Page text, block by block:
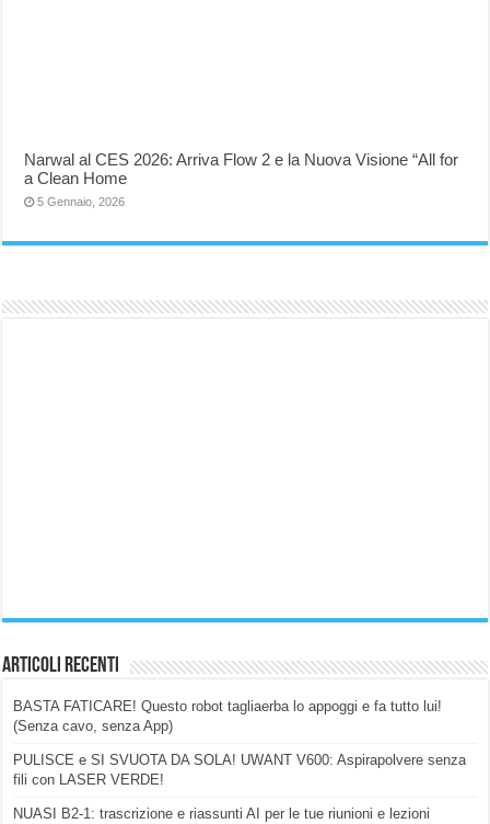
Narwal al CES 2026: Arriva Flow 2 e la Nuova Visione “All for
a Clean Home
5 Gennaio, 2026
Articoli Recenti
BASTA FATICARE! Questo robot tagliaerba lo appoggi e fa tutto lui!
(Senza cavo, senza App)
PULISCE e SI SVUOTA DA SOLA! UWANT V600: Aspirapolvere senza
fili con LASER VERDE!
NUASI B2-1: trascrizione e riassunti AI per le tue riunioni e lezioni